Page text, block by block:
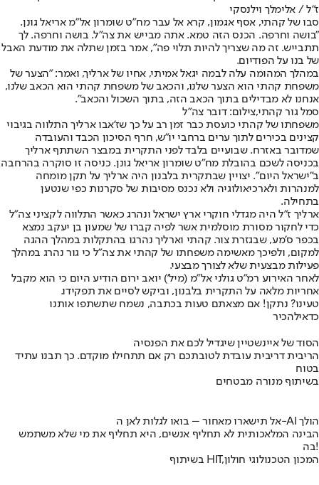
ז"ל / אלימלך וילנסקי
סבו של קהתי, אסף אגמון, קרא אל עבר מח"ט שומרון אל"מ אריאל גונן.
"בושה וחרפה. הכנס הזה טמא. אתה מבייש את צה"ל. בושה וחרפה. לך
תתבייש. זה מה שצריך להיות תלוי פה", אמר בזמן שתלה את מודעת האבל
של בנו על הפודיום.
במהלך המהומה עלה לבמה יגאל אמיתי, אחיו של ארליך, ואמר: "הצער של
משפחת קהתי הוא הצער שלנו, והכאב של משפחת קהתי הוא הכאב שלנו,
אנחנו לא מבדילים בתוך הכאב הזה, בתוך השכול והכאב".
סמל גור קהתי,צילום: דובר צה"ל
משפחתו של קהתי כועסת כבר זמן רב על כך שז'אבו ארליך התלווה בגיבוי
קצינים בכירים לתוך ערים ברחבי יו"ש, חרף הסיכון הכבד והעובדה
שמדובר באזרח. שבועיים בלבד לפני התקרית במבצר השתתף ארליך
בכניסה לשכם בהובלת מח"ט שומרון אריאל גונן. כניסה זו סוקרה בהרחבה
ב"ישראל היום". יצויין שבתקרית בלבנון היה ארליך על תקן מומחה
למנהרות ולארכיאולוגיה ולא נכנס מסיבות של סקרנות כפי שנטען
בתחילה.
ארליך ז"ל היה מגדלי חוקרי ארץ ישראל ונהרג כאשר התלווה לקציני צה"ל
כדי לחקור מסורת מוסלמית אשר לפיה קברו של שמעון בן יעקב נמצא
בכפר ס'מע, שבגזרת צור. קהתי וארליך נהרגו בהתקלות במהלך ההגה
למקום, ולפיכך מאשימה משפחתו של קהתי את צה"ל כי גור נהרג במהלך
פעילות מבצעית שלא לצורך מבצעי.
לאחר האירוע רמ"ט גולני אל"מ (מיל') יואב ירום הודיע היום כי הוא מקבל
אחריות מלאה על התקרית בלבנון, וביקש לסיים את תפקידו.
טעינו? נתקן! אם מצאתם טעות בכתבה, נשמח שתשתפו אותנו
כדאילהכיר
הסוד של איינשטיין שיגדיל לכם את הפנסיה
הריבית דריבית עובדת לטובתכם רק אם תתחילו מוקדם. כך תבנו עתיד
בטוח
בשיתוף מנורה מבטחים
אל תישארו מאחור – בואו לגלות לאן ה-AI הולך
הבינה המלאכותית לא תחליף אנשים, היא תחליף את מי שלא משתמש
בה!
בשיתוף HIT,המכון הטכנולוגי חולון